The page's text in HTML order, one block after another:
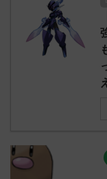
ポケ